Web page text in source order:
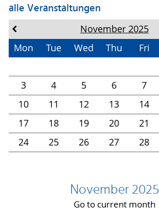
alle Veranstaltungen
November 2025
Mon
Tue Wed Thu Fri
3
4 5 6 7
10
11 12 13 14
17
18 19 20 21
24
25 26 27 28
November 2025
Go to current month